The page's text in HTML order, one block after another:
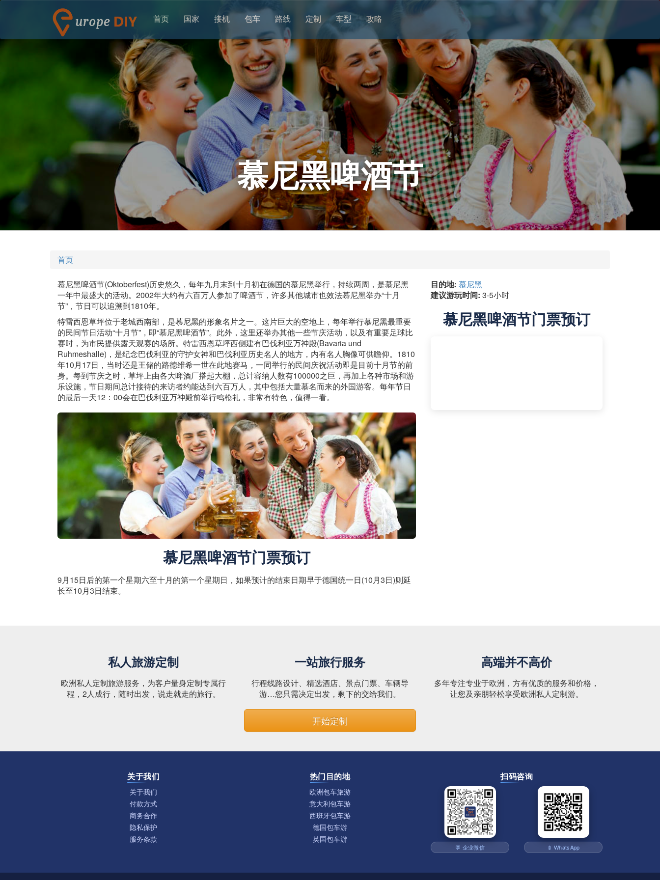
首页 国家 接机 包车 路线 定制 车型 攻略
慕尼黑啤酒节
首页
慕尼黑啤酒节(Oktoberfest)历史悠久，每年九月末到十月初在德国的慕尼黑举行，持续两周，是慕尼黑
一年中最盛大的活动。2002年大约有六百万人参加了啤酒节，许多其他城市也效法慕尼黑举办“十月
节”，节日可以追溯到1810年。
特雷西恩草坪位于老城西南部，是慕尼黑的形象名片之一。这片巨大的空地上，每年举行慕尼黑最重要
的民间节日活动“十月节”，即“慕尼黑啤酒节”。此外，这里还举办其他一些节庆活动，以及有重要足球比
赛时，为市民提供露天观赛的场所。特雷西恩草坪西侧建有巴伐利亚万神殿(Bavaria und
Ruhmeshalle)，是纪念巴伐利亚的守护女神和巴伐利亚历史名人的地方，内有名人胸像可供瞻仰。1810
年10月17日，当时还是王储的路德维希一世在此地赛马，一同举行的民间庆祝活动即是目前十月节的前
身。每到节庆之时，草坪上由各大啤酒厂搭起大棚，总计容纳人数有100000之巨，再加上各种市场和游
乐设施，节日期间总计接待的来访者约能达到六百万人，其中包括大量慕名而来的外国游客。每年节日
的最后一天12：00会在巴伐利亚万神殿前举行鸣枪礼，非常有特色，值得一看。
慕尼黑啤酒节门票预订
9月15日后的第一个星期六至十月的第一个星期日，如果预计的结束日期早于德国统一日(10月3日)则延
长至10月3日结束。
目的地: 慕尼黑
建议游玩时间: 3-5小时
慕尼黑啤酒节门票预订
私人旅游定制
欧洲私人定制旅游服务，为客户量身定制专属行
程，2人成行，随时出发，说走就走的旅行。
一站旅行服务
行程线路设计、精选酒店、景点门票、车辆导
游…您只需决定出发，剩下的交给我们。
高端并不高价
多年专注专业于欧洲，方有优质的服务和价格，
让您及亲朋轻松享受欧洲私人定制游。
开始定制
关于我们
关于我们
付款方式
商务合作
隐私保护
服务条款
热门目的地
欧洲包车旅游
意大利包车游
西班牙包车游
德国包车游
英国包车游
扫码咨询
💬 企业微信 📱 WhatsApp